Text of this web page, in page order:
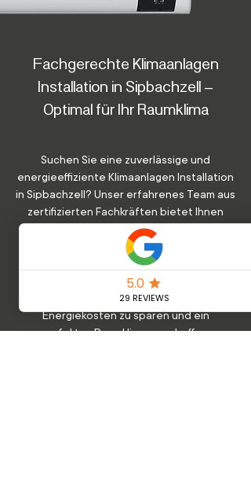
Fachgerechte Klimaanlagen
Installation in Sipbachzell –
Optimal für Ihr Raumklima
Suchen Sie eine zuverlässige und
energieeffiziente Klimaanlagen Installation
in Sipbachzell? Unser erfahrenes Team aus
zertifizierten Fachkräften bietet Ihnen
eine fachgerechte Installation, die sowohl
Ihre Kühlungsbedürfnisse als auch
Energieeffizienz maximiert. Wir sorgen
dafür, dass Ihre Klimaanlage optimal
eingestellt ist, um langfristig
Energiekosten zu sparen und ein
perfektes Raumklima zu schaffen.